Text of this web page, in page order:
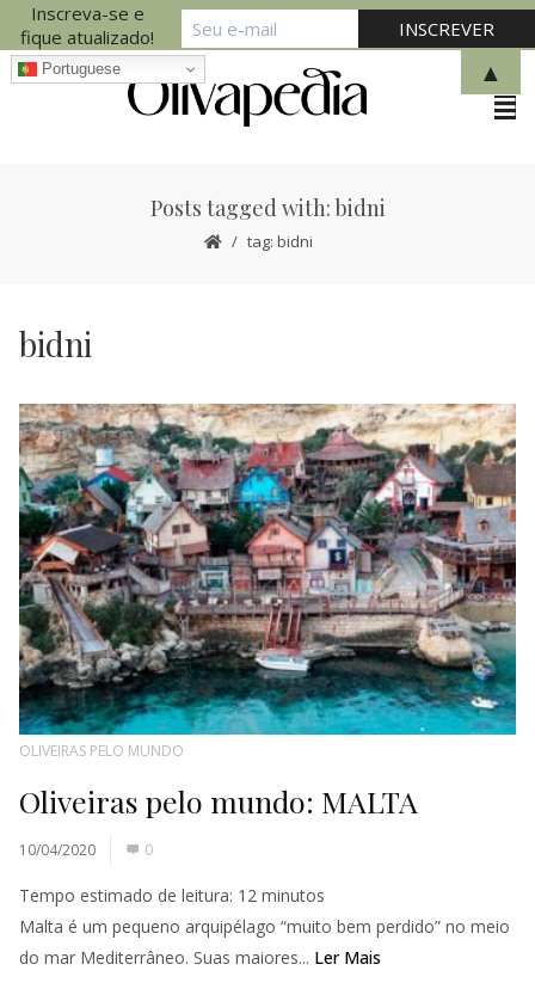
Posts tagged with: bidni
tag: bidni
bidni
OLIVEIRAS PELO MUNDO
Oliveiras pelo mundo: MALTA
10/04/2020 0
Tempo estimado de leitura: 12 minutos
Malta é um pequeno arquipélago “muito bem perdido” no meio
do mar Mediterrâneo. Suas maiores... Ler Mais
Inscreva-se e
fique atualizado!
▲
Portuguese